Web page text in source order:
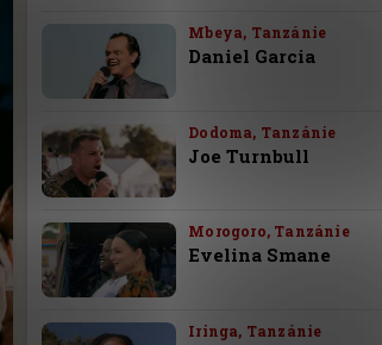
Mbeya, Tanzánie
Daniel Garcia
Dodoma, Tanzánie
Joe Turnbull
Morogoro, Tanzánie
Evelina Smane
Iringa, Tanzánie